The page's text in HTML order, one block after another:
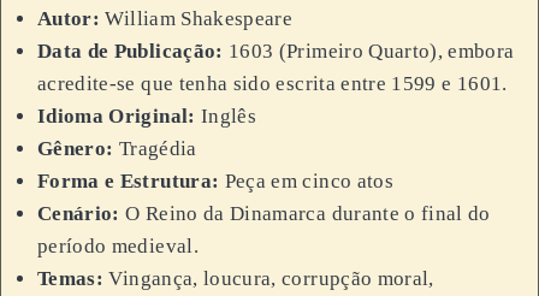
Autor: William Shakespeare
Data de Publicação: 1603 (Primeiro Quarto), embora
acredite-se que tenha sido escrita entre 1599 e 1601.
Idioma Original: Inglês
Gênero: Tragédia
Forma e Estrutura: Peça em cinco atos
Cenário: O Reino da Dinamarca durante o final do
período medieval.
Temas: Vingança, loucura, corrupção moral,